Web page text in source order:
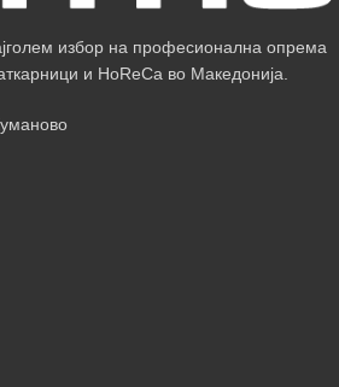
избор на професионална опрема
и HoReCa во Македонија.